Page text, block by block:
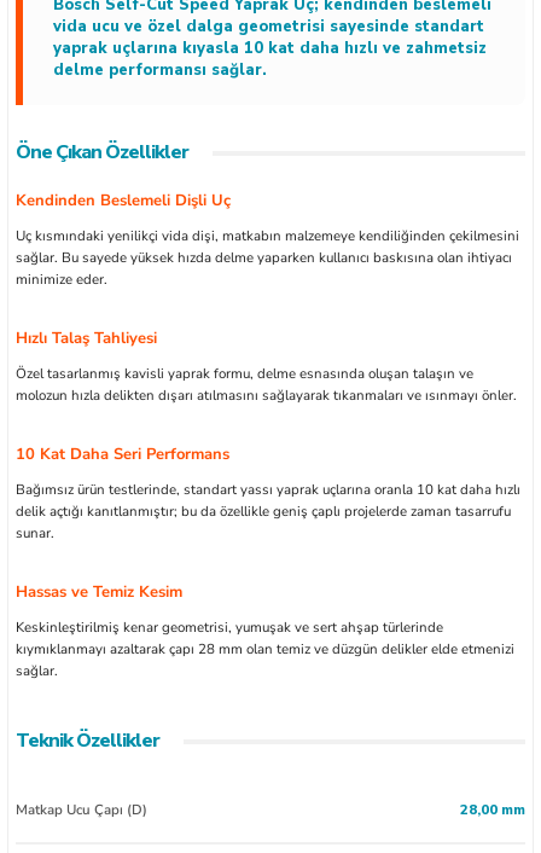
Bosch Self-Cut Speed Yaprak Uç; kendinden beslemeli
vida ucu ve özel dalga geometrisi sayesinde standart
yaprak uçlarına kıyasla 10 kat daha hızlı ve zahmetsiz
delme performansı sağlar.
Öne Çıkan Özellikler
Kendinden Beslemeli Dişli Uç
Uç kısmındaki yenilikçi vida dişi, matkabın malzemeye kendiliğinden çekilmesini
sağlar. Bu sayede yüksek hızda delme yaparken kullanıcı baskısına olan ihtiyacı
minimize eder.
Hızlı Talaş Tahliyesi
Özel tasarlanmış kavisli yaprak formu, delme esnasında oluşan talaşın ve
molozun hızla delikten dışarı atılmasını sağlayarak tıkanmaları ve ısınmayı önler.
10 Kat Daha Seri Performans
Bağımsız ürün testlerinde, standart yassı yaprak uçlarına oranla 10 kat daha hızlı
delik açtığı kanıtlanmıştır; bu da özellikle geniş çaplı projelerde zaman tasarrufu
sunar.
Hassas ve Temiz Kesim
Keskinleştirilmiş kenar geometrisi, yumuşak ve sert ahşap türlerinde
kıymıklanmayı azaltarak çapı 28 mm olan temiz ve düzgün delikler elde etmenizi
sağlar.
Teknik Özellikler
Matkap Ucu Çapı (D) 28,00 mm